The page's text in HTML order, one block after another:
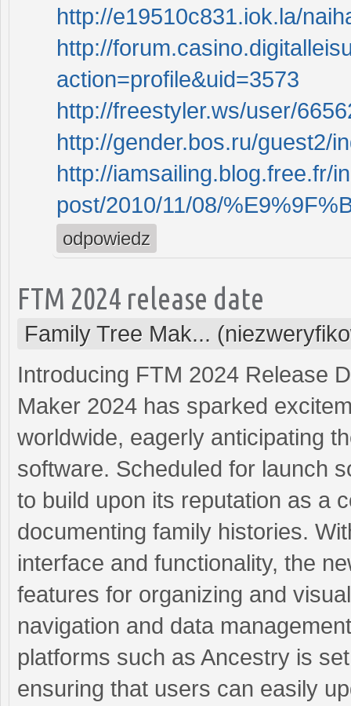
http://e19510c831.iok.la/
http://
action=profile&uid=3573
http://freestyler.ws/user/
http://gender.bos.ru/guest2/
http://iamsailing.blog.free.fr/
post/2010/11/08/
odpowiedz
FTM 2024 release date
Family Tree Mak...
Introducing FTM 2024 Release
Maker 2024 has sparked
worldwide, eagerly anticipating
software. Scheduled for launch
to build upon its reputation as a
documenting family histories.
interface and functionality, the
features for organizing and
navigation and data
platforms such as Ancestry is
ensuring that users can easily